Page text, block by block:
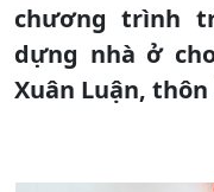
chương trình
dựng nhà ở
Xuân Luận, thôn